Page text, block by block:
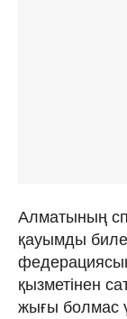
Алматының
қауымды
қызметінен
жығы болмас